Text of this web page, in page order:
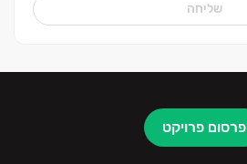
שליחה
פרסום פרויקט